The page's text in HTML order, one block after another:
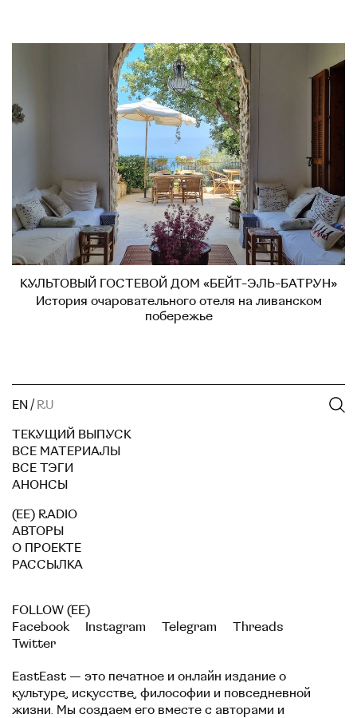
КУЛЬТОВЫЙ ГОСТЕВОЙ ДОМ «БЕЙТ-ЭЛЬ-БАТРУН»
История очаровательного отеля на ливанском
побережье
EN / RU
ТЕКУЩИЙ ВЫПУСК
ВСЕ МАТЕРИАЛЫ
ВСЕ ТЭГИ
АНОНСЫ
(EE) RADIO
АВТОРЫ
О ПРОЕКТЕ
РАССЫЛКА
FOLLOW (EE)
Facebook
Instagram Telegram
Threads
Twitter
EastEast — это печатное и онлайн издание о
культуре, искусстве, философии и повседневной
жизни. Мы создаем его вместе с авторами и